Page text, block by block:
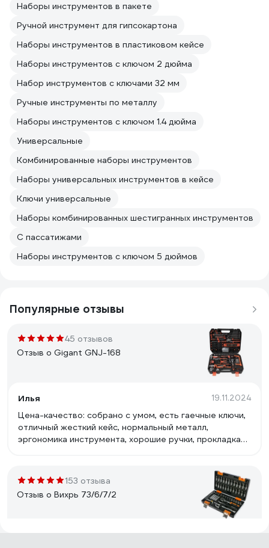
Наборы инструментов в пакете
Ручной инструмент для гипсокартона
Наборы инструментов в пластиковом кейсе
Наборы инструментов с ключом 2 дюйма
Набор инструментов с ключами 32 мм
Ручные инструменты по металлу
Наборы инструментов с ключом 1.4 дюйма
Универсальные
Комбинированные наборы инструментов
Наборы универсальных инструментов в кейсе
Ключи универсальные
Наборы комбинированных шестигранных инструментов
С пассатижами
Наборы инструментов с ключом 5 дюймов
Популярные отзывы
45 отзывов
Отзыв о Gigant GNJ-168
Илья 19.11.2024
Цена-качество: собрано с умом, есть гаечные ключи,
отличный жесткий кейс, нормальный металл,
эргономика инструмента, хорошие ручки, прокладка
153 отзыва
Отзыв о Вихрь 73/6/7/2